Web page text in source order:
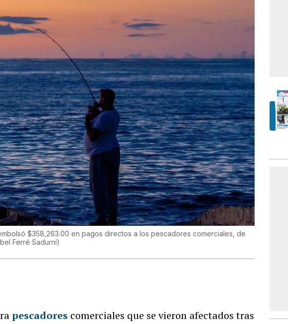
$358,263.00 en pagos directos a los pescadores comerciales, de
Ferré Sadurní)
pescadores comerciales que se vieron afectados tras